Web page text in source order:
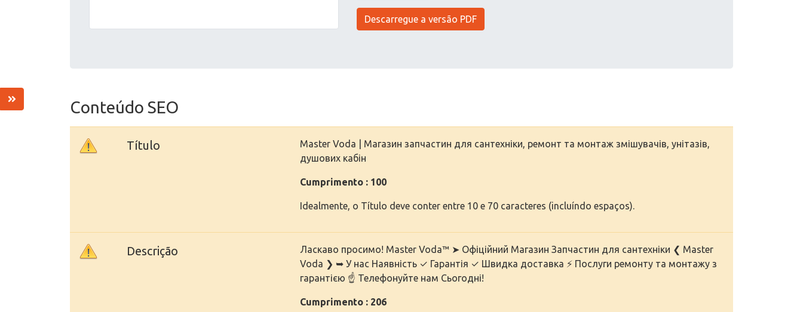
Descarregue a versão PDF
Conteúdo SEO
Título
Master Voda | Магазин запчастин для сантехніки, ремонт та монтаж змішувачів, унітазів,
душових кабін
Cumprimento : 100
Idealmente, o Título deve conter entre 10 e 70 caracteres (incluíndo espaços).
Descrição
Ласкаво просимо! Master Voda™ ➤ Офіційний Магазин Запчастин для сантехніки ❮ Master
Voda ❯ ➥ У нас Наявність ✓ Гарантія ✓ Швидка доставка ⚡ Послуги ремонту та монтажу з
гарантією ☝ Телефонуйте нам Сьогодні!
Cumprimento : 206